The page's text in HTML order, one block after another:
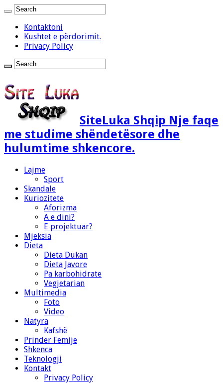
Kontaktoni
Kushtet e përdorimit.
Privacy Policy
SiteLuka Shqip Nje faqe
me studime shëndetësore dhe
hulumtime shkencore.
Lajme
Sport
Skandale
Kuriozitete
Aforizma
A e dini?
E projektuar?
Mjeksia
Dieta
Dieta Dukan
Dieta Javore
Pa karbohidrate
Vegjetarian
Multimedia
Foto
Video
Natyra
Kafshë
Prinder Femije
Shkenca
Teknologji
Kontakt
Privacy Policy